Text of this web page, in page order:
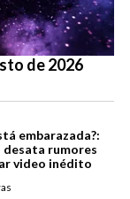
de 2026
embarazada?:
desata rumores
video inédito